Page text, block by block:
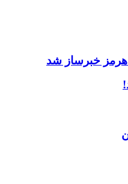
هرمز خبرساز شد